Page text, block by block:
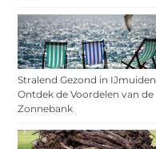
Stralend Gezond in IJmuiden
Ontdek de Voordelen van de
Zonnebank